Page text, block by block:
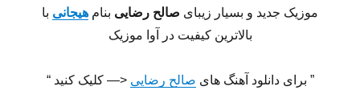
موزیک جدید و بسیار زیبای صالح رضایی بنام هیجانی با
بالاترین کیفیت در آوا موزیک
” برای دانلود آهنگ های صالح رضایی <— کلیک کنید “